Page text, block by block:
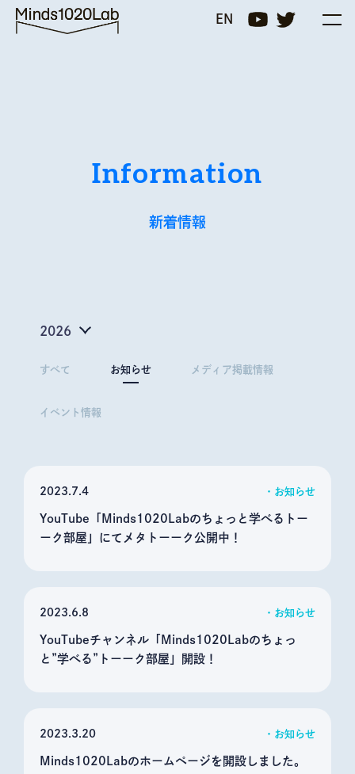
Minds1020Lab｜
EN
Information
新着情報
すべて お知らせ メディア掲載情報
イベント情報
2023 7.4 お知らせ
YouTube「Minds1020Labのちょっと学べるトー
ーク部屋」にてメタトーーク公開中！
2023 6.8 お知らせ
YouTubeチャンネル「Minds1020Labのちょっ
と”学べる”トーーク部屋」開設！
2023 3.20 お知らせ
Minds1020Labのホームページを開設しました。